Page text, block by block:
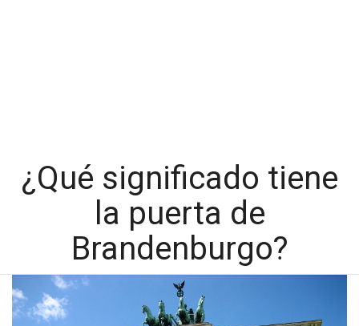
¿Qué significado tiene
la puerta de
Brandenburgo?